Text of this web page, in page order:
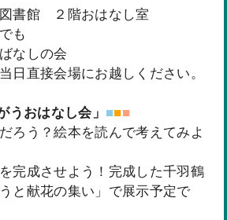
書館 ２階おはなし室
も
なしの会
直接会場にお越しください。
うおはなし会」 ■■■
ろう？絵本を読んで考えてみよ
完成させよう！完成した千羽鶴
と献花の集い」で展示予定で